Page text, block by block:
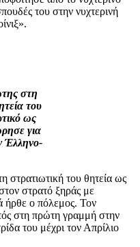
του στην νυχτερινή
στη
του
ως
για
Έλληνο-
στρατιωτική του θητεία ως
στρατό ξηράς με
ήρθε ο πόλεμος. Τον
στη πρώτη γραμμή στην
του μέχρι τον Απρίλιο